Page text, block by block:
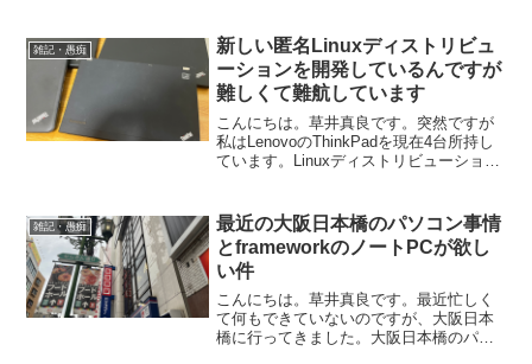
度）で、これはどうしようもないという
事を知ったのでよ...
雑記・愚痴
新しい匿名Linuxディストリビュ
ーションを開発しているんですが
難しくて難航しています
こんにちは。草井真良です。突然ですが
私はLenovoのThinkPadを現在4台所持し
ています。Linuxディストリビューション
すと、YoutubeでPC-FRE...
雑記・愚痴
最近の大阪日本橋のパソコン事情
とframeworkのノートPCが欲し
い件
こんにちは。草井真良です。最近忙しく
て何もできていないのですが、大阪日本
橋に行ってきました。大阪日本橋のパソ